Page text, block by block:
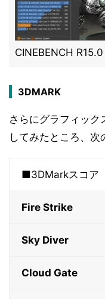
CINEBENCH R15.0
3DMARK
さらにグラフィッ
してみたところ、次
■3DMarkスコア
Fire Strike
Sky Diver
Cloud Gate